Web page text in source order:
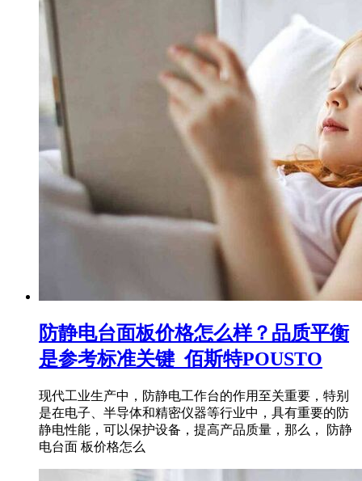
防静电台面板价格怎么样？品质平衡
是参考标准关键_佰斯特POUSTO
现代工业生产中，防静电工作台的作用至关重要，特别
是在电子、半导体和精密仪器等行业中，具有重要的防
静电性能，可以保护设备，提高产品质量，那么， 防静
电台面 板价格怎么